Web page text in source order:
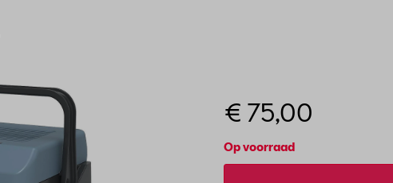
€ 75,00
Op voorraad